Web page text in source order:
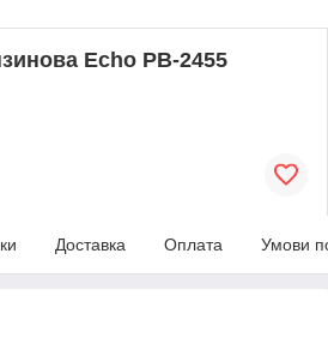
Echo PB-2455
Доставка Оплата Умови